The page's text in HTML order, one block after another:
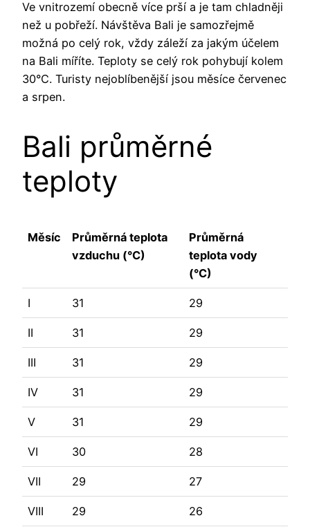
Ve vnitrozemí obecně více prší a je tam chladněji
než u pobřeží. Návštěva Bali je samozřejmě
možná po celý rok, vždy záleží za jakým účelem
na Bali míříte. Teploty se celý rok pohybují kolem
30°C. Turisty nejoblíbenější jsou měsíce červenec
a srpen.
Bali průměrné
teploty
Měsíc
Průměrná teplota
vzduchu (°C)
Průměrná
teplota vody
(°C)
I 31 29
II 31 29
III 31 29
IV 31 29
V 31 29
VI 30 28
VII 29 27
VIII 29 26